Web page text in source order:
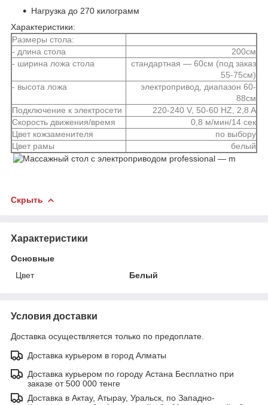
Нагрузка до 270 килограмм
Характеристики:
Размеры стола:
- длина стола
200см
- ширина ложа стола
стандартная ― 60см (под заказ
55-75см)
- высота ложа
электропривод, диапазон 60-
88см
Подключение к электросети
220-240 V, 50-60 HZ, 2,8 A
Скорость движения/время
0,8 м/мин/14 сек
Цвет кожзаменителя
по выбору
Цвет рамы
белый
Скрыть
Характеристики
Основные
Цвет
Белый
Условия доставки
Доставка осуществляется только по предоплате.
Доставка курьером в город Алматы
Доставка курьером по городу Астана Бесплатно при
заказе от 500 000 тенге
Доставка в Актау, Атырау, Уральск, по Западно-